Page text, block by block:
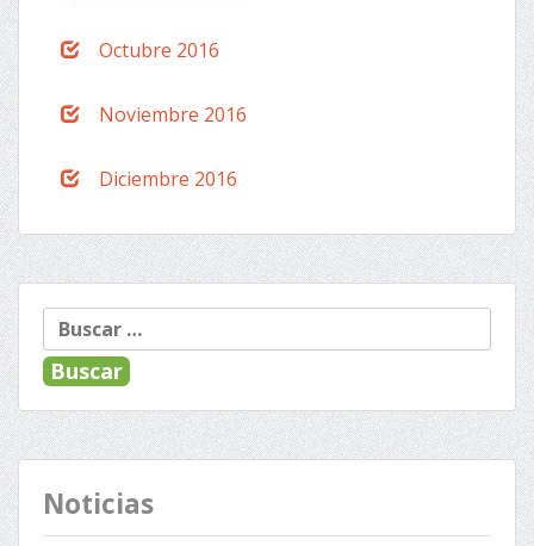
Octubre 2016
Noviembre 2016
Diciembre 2016
Buscar:
Noticias